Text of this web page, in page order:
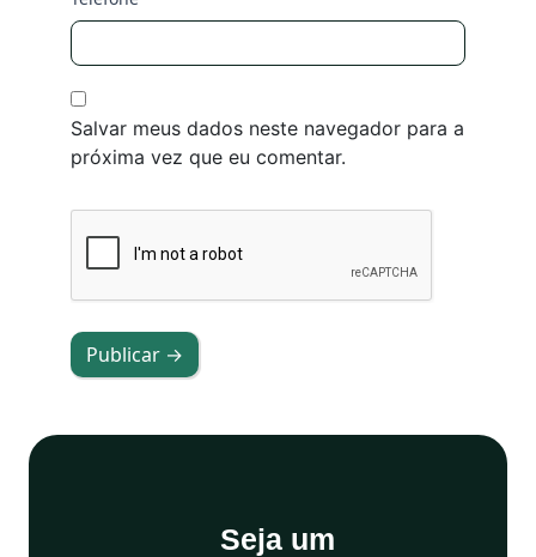
Salvar meus dados neste navegador para a
próxima vez que eu comentar.
Publicar →
Seja um